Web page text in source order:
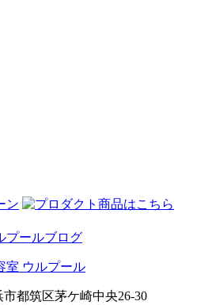
市都筑区茅ケ崎中央26-30